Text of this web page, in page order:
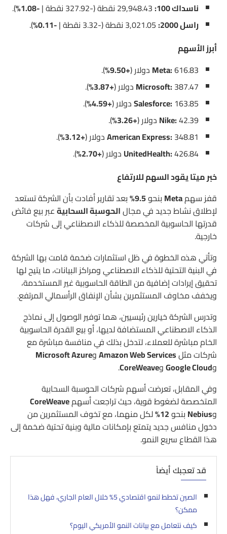
ناسداك 100:
-1.08%
).
راسل 2000:
-0.11%
).
أبرز الأسهم
Meta:616.83 دولار ( +9.50%
).
Microsoft: 387.47 دولار ( +3.87%
).
Salesforce: 163.85 دولار ( +4.59%
).
Nike:42.39 دولار ( +3.26%
).
American Express: 348.81 دولار ( +3.12%
).
UnitedHealth:426.84 دولار ( +2.70%
).
خبر ميتا يقود السهم للارتفاع
قفز سهمMeta بنحو9.5% بعد تقارير أفادت بأن الشركة تستعد
لإطلاق نشاط جديد في مجالالحوسبة السحابيةعبر بيع فائض
قدرتها الحاسوبية المخصصة للذكاء الاصطناعي إلى شركات
خارجية.
وتأتي هذه الخطوة في ظل استثمارات ضخمة قامت بها الشركة
في البنية التحتية للذكاء الاصطناعي ومراكز البيانات، ما يتيح لها
تحقيق إيرادات إضافية من الطاقة الحاسوبية غير المستخدمة،
ويخفف مخاوف المستثمرين بشأن الإنفاق الرأسمالي المرتفع.
وتدرس الشركة خيارين رئيسيين، هما توفير الوصول إلى نماذج
الذكاء الاصطناعي المستضافة لديها، أو بيع القدرة الحاسوبية
الخام مباشرة للعملاء، لتدخل بذلك في منافسة مباشرة مع
شركات مثلAmazon Web ServicesوMicrosoft Azure
وGoogle CloudوCoreWeave
.
وفي المقابل، تعرضت أسهم شركات الحوسبة السحابية
المتخصصة لضغوط قوية، حيث تراجعت أسهمCoreWeave
وNebius بنحو12% لكل منهما، مع تخوف المستثمرين من
دخول منافس جديد يتمتع بإمكانات مالية وبنية تحتية ضخمة إلى
هذا القطاع سريع النمو.
قد تعجبك أيضاً
الصين تخطط لنمو اقتصادي 5% خلال العام الجاري، فهل هذا
ممكن؟
كيف نتعامل مع بيانات النمو الأمريكي اليوم؟